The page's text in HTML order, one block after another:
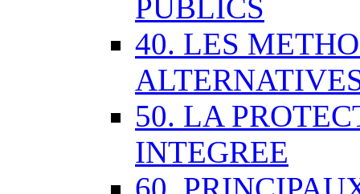
PUBLICS
40. LES
50. LA
INTEGREE